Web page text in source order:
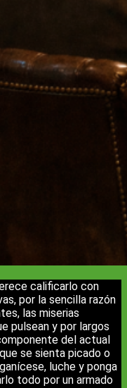
calificarlo con
por la sencilla razón
las miserias
pulsean y por largos
del actual
se sienta picado o
luche y ponga
todo por un armado